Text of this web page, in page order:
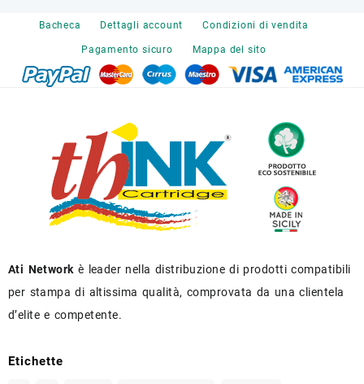
Bacheca Dettagli account Condizioni di vendita
Pagamento sicuro Mappa del sito
Ati Networkè leader nella distribuzione di prodotti compatibili
per stampa di altissima qualità, comprovata da una clientela
d’elite e competente.
Etichette